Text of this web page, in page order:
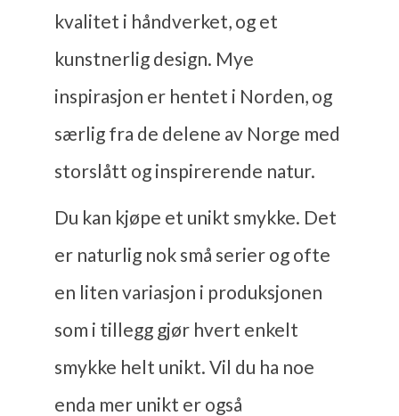
kvalitet i håndverket, og et
kunstnerlig design. Mye
inspirasjon er hentet i Norden, og
særlig fra de delene av Norge med
storslått og inspirerende natur.
Du kan kjøpe et unikt smykke. Det
er naturlig nok små serier og ofte
en liten variasjon i produksjonen
som i tillegg gjør hvert enkelt
smykke helt unikt. Vil du ha noe
enda mer unikt er også